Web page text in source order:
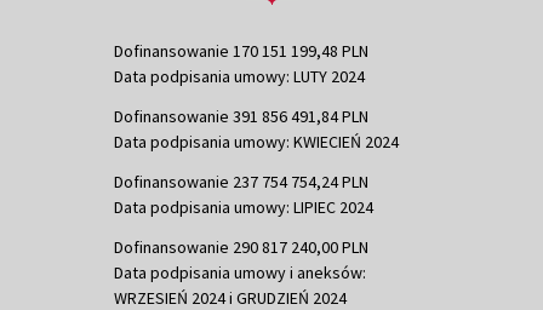
Dofinansowanie 170 151 199,48 PLN
Data podpisania umowy: LUTY 2024
Dofinansowanie 391 856 491,84 PLN
Data podpisania umowy: KWIECIEŃ 2024
Dofinansowanie 237 754 754,24 PLN
Data podpisania umowy: LIPIEC 2024
Dofinansowanie 290 817 240,00 PLN
Data podpisania umowy i aneksów:
WRZESIEŃ 2024 i GRUDZIEŃ 2024